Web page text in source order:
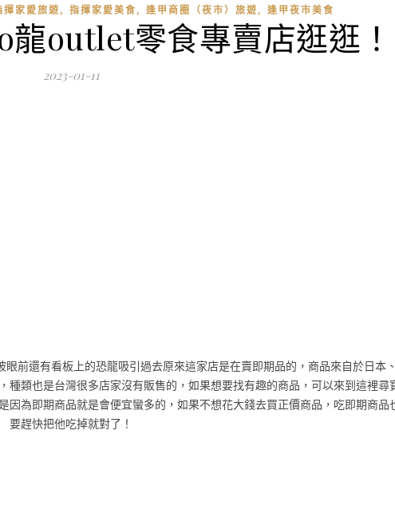
揮家愛旅遊, 指揮家愛美食, 逢甲商圈（夜市）旅遊, 逢甲夜市美食
outlet零食專賣店逛逛！
2023-01-11
前還有看板上的恐龍吸引過去原來這家店是在賣即期品的，商品來自於日本
類也是台灣很多店家沒有販售的，如果想要找有趣的商品，可以來到這裡尋
為即期商品就是會便宜蠻多的，如果不想花大錢去買正價商品，吃即期商品
要趕快把他吃掉就對了！